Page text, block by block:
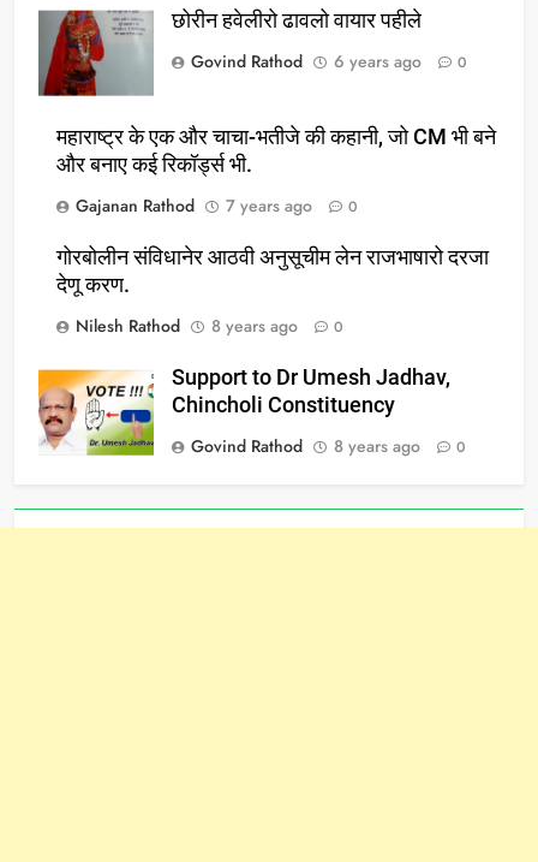
छोरीन हवेलीरो ढावलो वायार पहीले
Govind Rathod
6 years ago 0
महाराष्ट्र के एक और चाचा-भतीजे की कहानी, जो CM भी बने
और बनाए कई रिकॉर्ड्स भी.
Gajanan Rathod
7 years ago 0
गोरबोलीन संविधानेर आठवी अनुसूचीम लेन राजभाषारो दरजा
देणू करण.
Nilesh Rathod
8 years ago 0
Support to Dr Umesh Jadhav,
Chincholi Constituency
Govind Rathod
8 years ago 0